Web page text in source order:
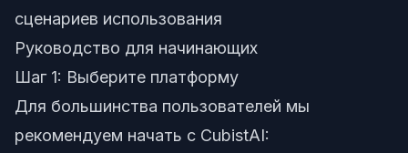
сценариев использования
Руководство для начинающих
Шаг 1: Выберите платформу
Для большинства пользователей мы
рекомендуем начать с CubistAI: